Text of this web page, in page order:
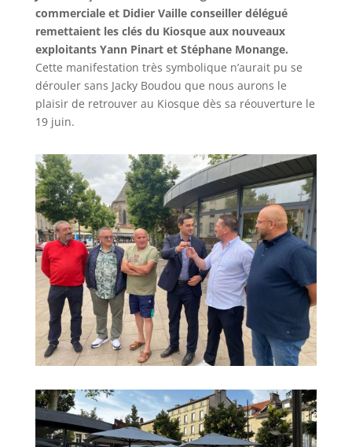
commerciale et Didier Vaille conseiller délégué
remettaient les clés du Kiosque aux nouveaux
exploitants Yann Pinart et Stéphane Monange.
Cette manifestation très symbolique n’aurait pu se
dérouler sans Jacky Boudou que nous aurons le
plaisir de retrouver au Kiosque dès sa réouverture le
19 juin.